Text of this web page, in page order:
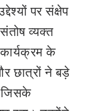
पर संक्षेप
व्यक्त
के
छात्रों ने बड़े
जिसके